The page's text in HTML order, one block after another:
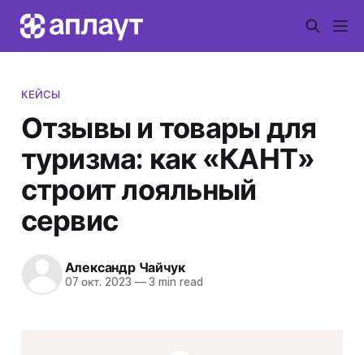
КЕЙСЫ
Отзывы и товары для
туризма: как «КАНТ»
строит лояльный
сервис
Александр Чайчук
07 окт. 2023 —3 min read